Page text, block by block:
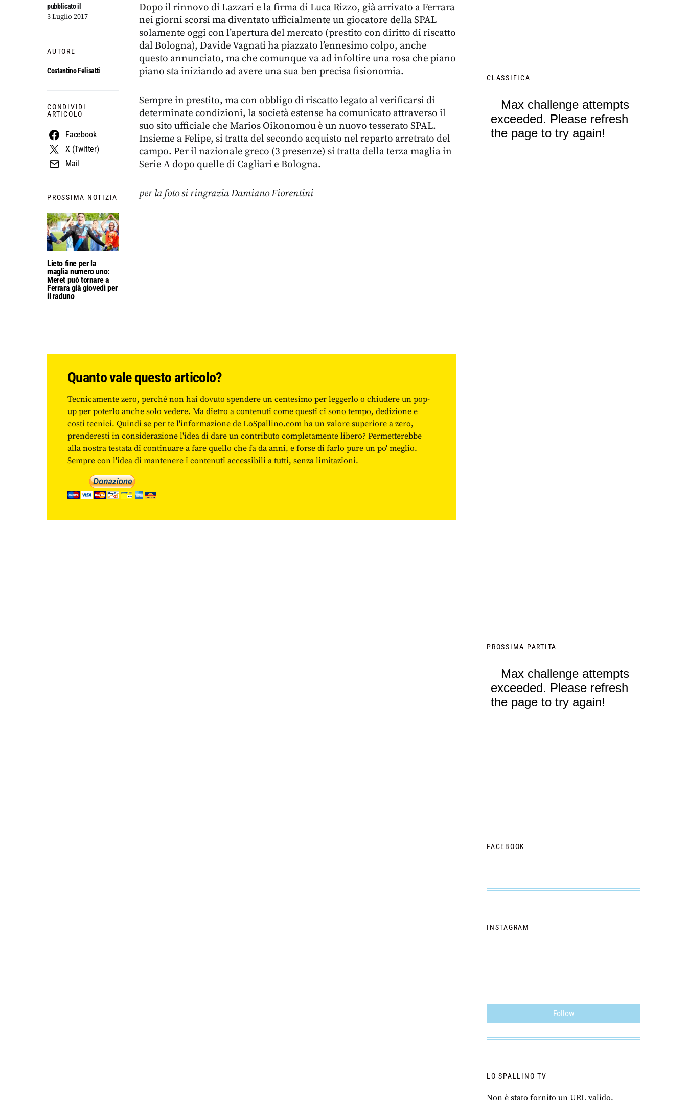
PROSSIMA NOTIZIA
Lieto fine per la
maglia numero uno:
Meret può tornare a
Ferrara già giovedì per
il raduno
pubblicato il
3 Luglio 2017
AUTORE
Costantino Felisatti
CONDIVIDI
ARTICOLO
Facebook
X (Twitter)
Mail
Dopo il rinnovo di Lazzari e la firma di Luca Rizzo, già arrivato a Ferrara
nei giorni scorsi ma diventato ufficialmente un giocatore della SPAL
solamente oggi con l’apertura del mercato (prestito con diritto di riscatto
dal Bologna), Davide Vagnati ha piazzato l’ennesimo colpo, anche
questo annunciato, ma che comunque va ad infoltire una rosa che piano
piano sta iniziando ad avere una sua ben precisa fisionomia.
Sempre in prestito, ma con obbligo di riscatto legato al verificarsi di
determinate condizioni, la società estense ha comunicato attraverso il
suo sito ufficiale che Marios Oikonomou è un nuovo tesserato SPAL.
Insieme a Felipe, si tratta del secondo acquisto nel reparto arretrato del
campo. Per il nazionale greco (3 presenze) si tratta della terza maglia in
Serie A dopo quelle di Cagliari e Bologna.
per la foto si ringrazia Damiano Fiorentini
Quanto vale questo articolo?
Tecnicamente zero, perché non hai dovuto spendere un centesimo per leggerlo o chiudere un pop-
up per poterlo anche solo vedere. Ma dietro a contenuti come questi ci sono tempo, dedizione e
costi tecnici. Quindi se per te l'informazione de LoSpallino.com ha un valore superiore a zero,
prenderesti in considerazione l'idea di dare un contributo completamente libero? Permetterebbe
alla nostra testata di continuare a fare quello che fa da anni, e forse di farlo pure un po' meglio.
Sempre con l'idea di mantenere i contenuti accessibili a tutti, senza limitazioni.
CLASSIFICA
PROSSIMA PARTITA
FACEBOOK
INSTAGRAM
Follow
LO SPALLINO TV